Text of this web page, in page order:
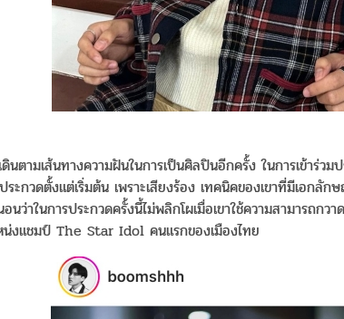
ดินตามเส้นทางความฝันในการเป็นศิลปินอีกครั้ง ในการเข้าร่
ระกวดตั้งแต่เริ่มต้น เพราะเสียงร้อง เทคนิคของเขาที่มีเอก
นว่าในการประกวดครั้งนี้ไม่พลิกโผเมื่อเขาใช้ความสามารถกว
น่งแชมป์ The Star Idol คนแรกของเมืองไทย